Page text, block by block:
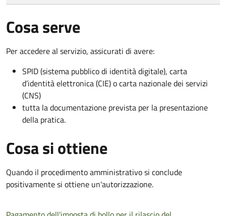
Cosa serve
Per accedere al servizio, assicurati di avere:
SPID (sistema pubblico di identità digitale), carta
d’identità elettronica (CIE) o carta nazionale dei servizi
(CNS)
tutta la documentazione prevista per la presentazione
della pratica.
Cosa si ottiene
Quando il procedimento amministrativo si conclude
positivamente si ottiene un'autorizzazione.